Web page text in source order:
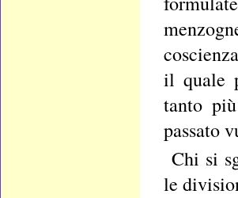
il quale
tanto
passato
Chi si
le